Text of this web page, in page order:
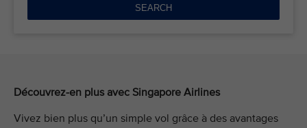
SEARCH
Découvrez-en plus avec Singapore Airlines
Vivez bien plus qu’un simple vol grâce à des avantages